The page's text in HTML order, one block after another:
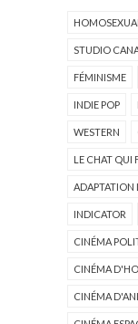
STUDIO
FÉMINISME
INDIE POP
WESTERN
LE CHAT QUI
ADAPTATION
INDICATOR
CINÉMA
CINÉMA
CINÉMA